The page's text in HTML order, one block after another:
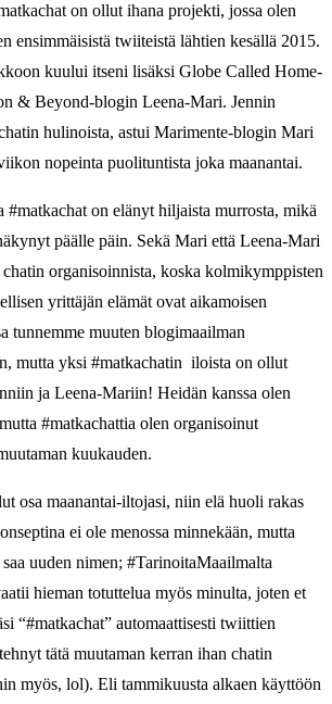
on ollut ihana projekti, jossa olen
ensimmäisistä twiiteistä lähtien kesällä 2015.
kuului itseni lisäksi Globe Called Home-
& Beyond-blogin Leena-Mari. Jennin
hulinoista, astui Marimente-blogin Mari
nopeinta puolituntista joka maanantai.
on elänyt hiljaista murrosta, mikä
päälle päin. Sekä Mari että Leena-Mari
organisoinnista, koska kolmikymppisten
yrittäjän elämät ovat aikamoisen
tunnemme muuten blogimaailman
mutta yksi #matkachatin iloista on ollut
ja Leena-Mariin! Heidän kanssa olen
#matkachattia olen organisoinut
kuukauden.
osa maanantai-iltojasi, niin elä huoli rakas
ei ole menossa minnekään, mutta
uuden nimen; #TarinoitaMaailmalta
hieman totuttelua myös minulta, joten et
“#matkachat” automaattisesti twiittien
tätä muutaman kerran ihan chatin
myös, lol). Eli tammikuusta alkaen käyttöön